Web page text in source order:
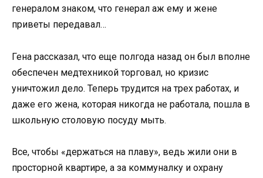
генералом знаком, что генерал аж ему и жене
приветы передавал…
Гена рассказал, что еще полгода назад он был вполне
обеспечен медтехникой торговал, но кризис
уничтожил дело. Теперь трудится на трех работах, и
даже его жена, которая никогда не работала, пошла в
школьную столовую посуду мыть.
Все, чтобы «держаться на плаву», ведь жили они в
просторной квартире, а за коммуналку и охрану